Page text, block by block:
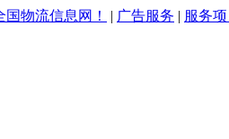
物流信息网！ | 广告服务 | 服务